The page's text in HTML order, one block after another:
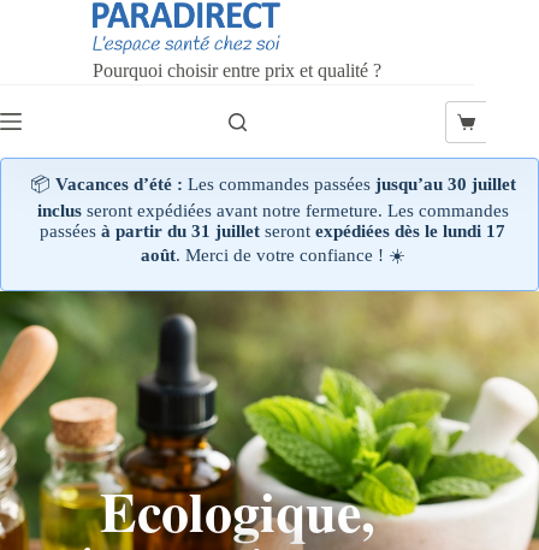
Pourquoi choisir entre prix et qualité ?
📦 Vacances d’été : Les commandes passées jusqu’au 30 juillet
inclusseront expédiées avant notre fermeture. Les commandes
passées à partir du 31 juillet seront expédiées dès le lundi 17
août. Merci de votre confiance ! ☀️
Ecologique,